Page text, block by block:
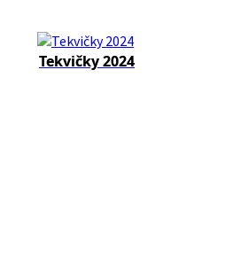
Tekvičky 2024